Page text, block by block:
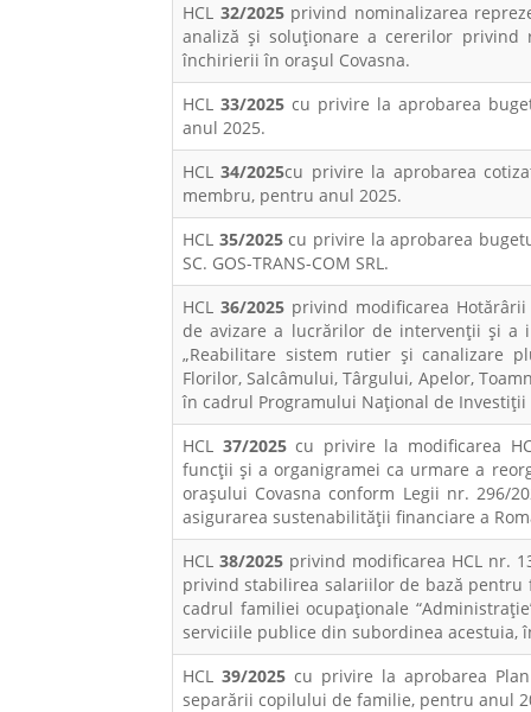
HCL 32/2025privind nominalizarea
analiză și soluționare a cererilor
închirierii în orașul Covasna.
HCL 33/2025 cu privire la aprobarea
anul 2025.
HCL34/2025cu privire la aprobarea
membru, pentru anul 2025.
HCL 35/2025cu privire la aprobarea
SC. GOS-TRANS-COM SRL.
HCL 36/2025 privind modificarea
de avizare a lucrărilor de intervenții și a
„Reabilitare sistem rutier și canalizare
Florilor, Salcâmului, Târgului, Apelor,
în cadrul Programului Național de Investiții
HCL 37/2025cu privire la modificarea
funcții și a organigramei ca urmare a
orașului Covasna conform Legii nr. 296/
asigurarea sustenabilităţii financiare a
HCL 38/2025 privind modificarea HCL nr.
privind stabilirea salariilor de bază
cadrul familiei ocupaționale
serviciile publice din subordinea acestuia,
HCL39/2025 cu privire la aprobarea
separării copilului de familie, pentru anul